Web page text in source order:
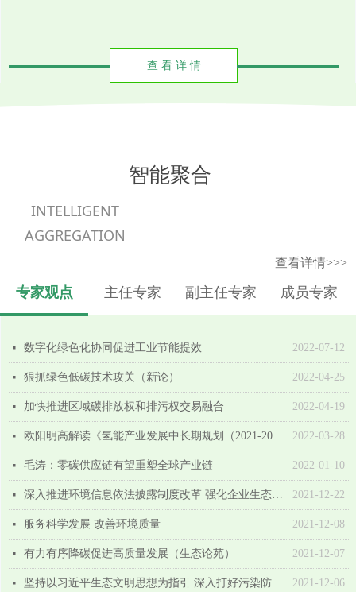
查 看 详 情
智能聚合
INTELLIGENT
AGGREGATION
专家观点 主任专家 副主任专家 成员专家
2022-07-12
넷 数字化绿色化协同促进工业节能提效
2022-04-25
넷 狠抓绿色低碳技术攻关（新论）
2022-04-19
넷 加快推进区域碳排放权和排污权交易融合
2022-03-28
넷 欧阳明高解读《氢能产业发展中长期规划（2021-2035年）》
2022-01-10
넷 毛涛：零碳供应链有望重塑全球产业链
2021-12-22
넷 深入推进环境信息依法披露制度改革 强化企业生态环境主体责任落实
2021-12-08
넷 服务科学发展 改善环境质量
2021-12-07
넷 有力有序降碳促进高质量发展（生态论苑）
2021-12-06
넷 坚持以习近平生态文明思想为指引 深入打好污染防治攻坚战
查看详情>>>